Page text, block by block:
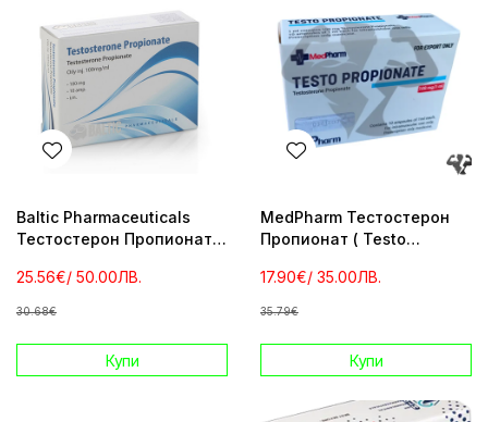
Baltic Pharmaceuticals
Тестостерон Пропионат
25.56€/ 50.00ЛВ.
30.68€
Купи
MedPharm Тестостерон
Пропионат ( Testo
ампули
17.90€/ 35.00ЛВ.
35.79€
Купи